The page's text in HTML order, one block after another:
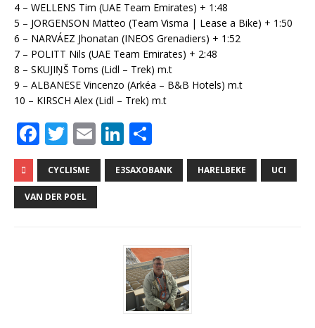
4 – WELLENS Tim (UAE Team Emirates) + 1:48
5 – JORGENSON Matteo (Team Visma | Lease a Bike) + 1:50
6 – NARVÁEZ Jhonatan (INEOS Grenadiers) + 1:52
7 – POLITT Nils (UAE Team Emirates) + 2:48
8 – SKUJIŅŠ Toms (Lidl – Trek) m.t
9 – ALBANESE Vincenzo (Arkéa – B&B Hotels) m.t
10 – KIRSCH Alex (Lidl – Trek) m.t
F
a
c
e
T
w
it
te
E
m
ai
l
Li
n
k
n
ar
ta
r
CYCLISME E3SAXOBANK HARELBEKE UCI
VAN DER POEL